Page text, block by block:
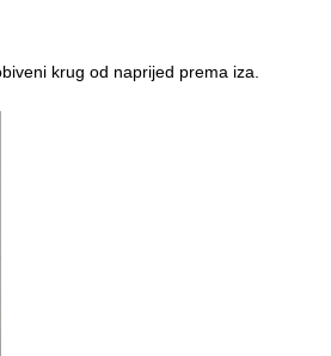
krug od naprijed prema iza.